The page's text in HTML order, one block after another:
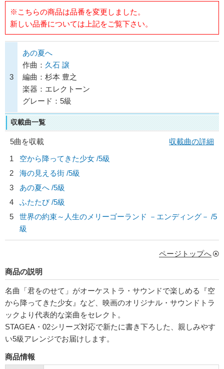
※こちらの商品は品番を変更しました。
新しい品番については上記をご覧下さい。
3
あの夏へ
作曲： 久石 譲
編曲：杉本 豊之
楽器：エレクトーン
グレード：5級
収載曲一覧
5曲を収載
収載曲の詳細
1
空から降ってきた少女 /5級
2
海の見える街 /5級
3
あの夏へ /5級
4
ふたたび /5級
5
世界の約束～人生のメリーゴーランド －エンディング－ /5
級
ページトップへ
商品の説明
名曲「君をのせて」がオーケストラ・サウンドで楽しめる『空
から降ってきた少女』など、映画のオリジナル・サウンドトラ
ックより代表的な楽曲をセレクト。
STAGEA・02シリーズ対応で新たに書き下ろした、親しみやす
い5級アレンジでお届けします。
商品情報